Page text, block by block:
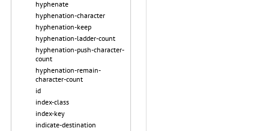
hyphenate
hyphenation-character
hyphenation-keep
hyphenation-ladder-count
hyphenation-push-character-
count
hyphenation-remain-
character-count
id
index-class
index-key
indicate-destination